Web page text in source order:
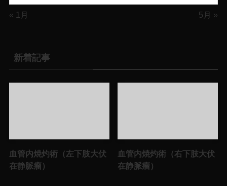
« 1月 5月 »
新着記事
血管内焼灼術（左下肢大伏
在静脈瘤）
血管内焼灼術（右下肢大伏
在静脈瘤）